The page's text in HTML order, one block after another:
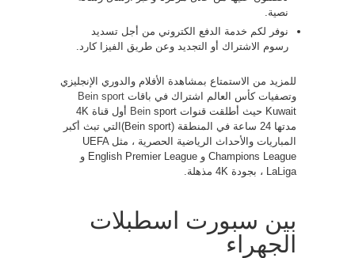
نصية.
نوفر لكم خدمة الدفع الكتروني من أجل تسديد
رسوم الاشتراك أو التجديد وعن طريق الفيزا كارد.
للمزيد من الاستمتاع بمشاهدة الأفلام والدوري الإنجليزي
وتصفيات كأس العالم اشتراك في باقات Bein sport
Kuwait حيث أطلقت قنوات
Bein
sport أول قناة 4K
مدتها 24 ساعة في المنطقة (Bein sport)التي تبث أكبر
المباريات والأحداث الرياضية الحصرية ، مثل UEFA
Champions League و English Premier League و
LaLiga ، بجودة 4K مذهلة.
بين سبورت اسطبلات
الجهراء